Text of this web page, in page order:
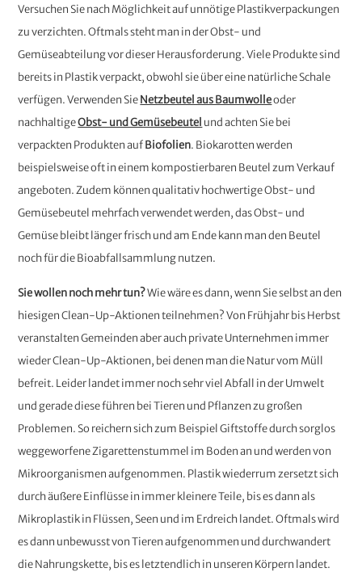
Versuchen Sie nach Möglichkeit auf unnötige Plastikverpackungen
zu verzichten. Oftmals steht man in der Obst- und
Gemüseabteilung vor dieser Herausforderung. Viele Produkte sind
bereits in Plastik verpackt, obwohl sie über eine natürliche Schale
verfügen. Verwenden SieNetzbeutel aus Baumwolleoder
nachhaltigeObst- und Gemüsebeutel und achten Sie bei
verpackten Produkten aufBiofolien. Biokarotten werden
beispielsweise oft in einem kompostierbaren Beutel zum Verkauf
angeboten. Zudem können qualitativ hochwertige Obst- und
Gemüsebeutel mehrfach verwendet werden, das Obst- und
Gemüse bleibt länger frisch und am Ende kann man den Beutel
noch für die Bioabfallsammlung nutzen.
Sie wollen noch mehr tun?Wie wäre es dann, wenn Sie selbst an den
hiesigen Clean-Up-Aktionen teilnehmen? Von Frühjahr bis Herbst
veranstalten Gemeinden aber auch private Unternehmen immer
wieder Clean-Up-Aktionen, bei denen man die Natur vom Müll
befreit. Leider landet immer noch sehr viel Abfall in der Umwelt
und gerade diese führen bei Tieren und Pflanzen zu großen
Problemen. So reichern sich zum Beispiel Giftstoffe durch sorglos
weggeworfene Zigarettenstummel im Boden an und werden von
Mikroorganismen aufgenommen. Plastik wiederrum zersetzt sich
durch äußere Einflüsse in immer kleinere Teile, bis es dann als
Mikroplastik in Flüssen, Seen und im Erdreich landet. Oftmals wird
es dann unbewusst von Tieren aufgenommen und durchwandert
die Nahrungskette, bis es letztendlich in unseren Körpern landet.